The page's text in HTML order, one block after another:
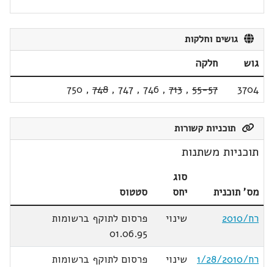
גושים וחלקות
גוש
חלקה
3704
55-57
,
713
,
746
,
747
,
748
,
750
תוכניות קשורות
תוכניות משתנות
מס' תוכנית
סוג
יחס
סטטוס
רח/2010
שינוי
פרסום לתוקף ברשומות
01.06.95
רח/1/28/2010
שינוי
פרסום לתוקף ברשומות